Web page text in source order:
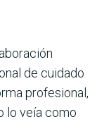
de cuidado
profesional,
lo veía como